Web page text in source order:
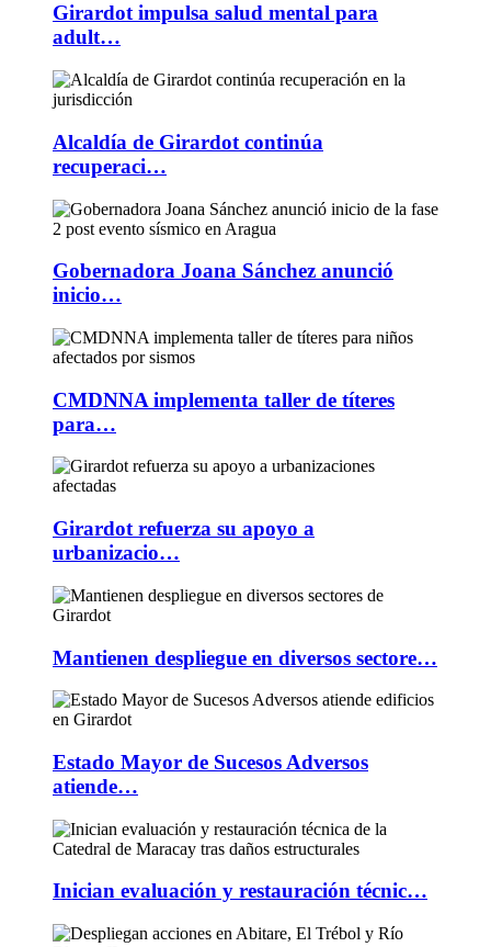
Girardot impulsa salud mental para
adult…
Alcaldía de Girardot continúa
recuperaci…
Gobernadora Joana Sánchez anunció
inicio…
CMDNNA implementa taller de títeres
para…
Girardot refuerza su apoyo a
urbanizacio…
Mantienen despliegue en diversos sectore…
Estado Mayor de Sucesos Adversos
atiende…
Inician evaluación y restauración técnic…